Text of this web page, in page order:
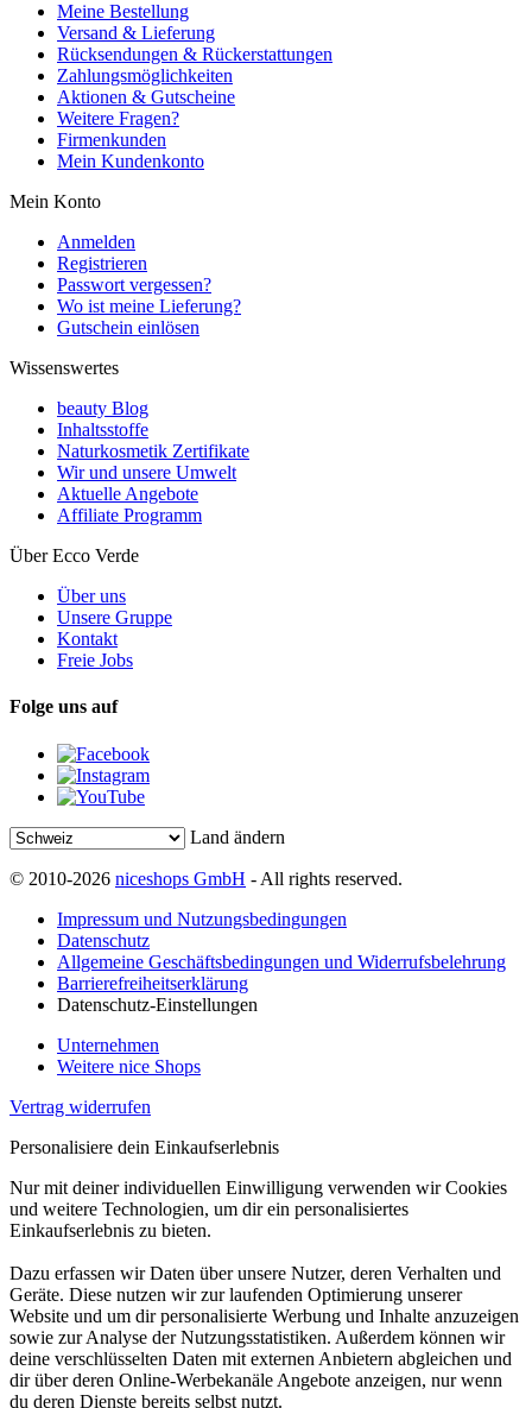
Meine Bestellung
Versand & Lieferung
Rücksendungen & Rückerstattungen
Zahlungsmöglichkeiten
Aktionen & Gutscheine
Weitere Fragen?
Firmenkunden
Mein Kundenkonto
Mein Konto
Anmelden
Registrieren
Passwort vergessen?
Wo ist meine Lieferung?
Gutschein einlösen
Wissenswertes
beauty Blog
Inhaltsstoffe
Naturkosmetik Zertifikate
Wir und unsere Umwelt
Aktuelle Angebote
Affiliate Programm
Über Ecco Verde
Über uns
Unsere Gruppe
Kontakt
Freie Jobs
Folge uns auf
Land ändern
© 2010-2026 niceshops GmbH - All rights reserved.
Impressum und Nutzungsbedingungen
Datenschutz
Allgemeine Geschäftsbedingungen und Widerrufsbelehrung
Barrierefreiheitserklärung
Datenschutz-Einstellungen
Unternehmen
Weitere nice Shops
Vertrag widerrufen
Personalisiere dein Einkaufserlebnis
Nur mit deiner individuellen Einwilligung verwenden wir Cookies
und weitere Technologien, um dir ein personalisiertes
Einkaufserlebnis zu bieten.
Dazu erfassen wir Daten über unsere Nutzer, deren Verhalten und
Geräte. Diese nutzen wir zur laufenden Optimierung unserer
Website und um dir personalisierte Werbung und Inhalte anzuzeigen
sowie zur Analyse der Nutzungsstatistiken. Außerdem können wir
deine verschlüsselten Daten mit externen Anbietern abgleichen und
dir über deren Online-Werbekanäle Angebote anzeigen, nur wenn
du deren Dienste bereits selbst nutzt.